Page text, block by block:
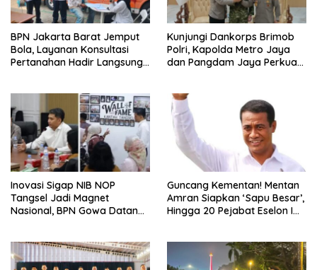
BPN Jakarta Barat Jemput
Bola, Layanan Konsultasi
Pertanahan Hadir Langsung
Kunjungi Dankorps Brimob
Polri, Kapolda Metro Jaya
dan Pangdam Jaya Perkuat
Inovasi Sigap NIB NOP
Tangsel Jadi Magnet
Nasional, BPN Gowa Datang
Guncang Kementan! Mentan
Amran Siapkan ‘Sapu Besar’,
Hingga 20 Pejabat Eselon I